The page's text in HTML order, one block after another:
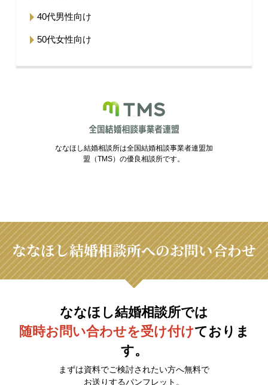
40代男性向け
50代女性向け
ななほし結婚相談所は全国結婚相談事業者連盟加
盟（TMS）の優良相談所です。
ななほし結婚相談所へのお問い合わせ
ななほし結婚相談所では
随時お問い合わせを受け付けておりま
す。
まずは資料でご検討されたい方へ無料で
お送りするパンフレット。